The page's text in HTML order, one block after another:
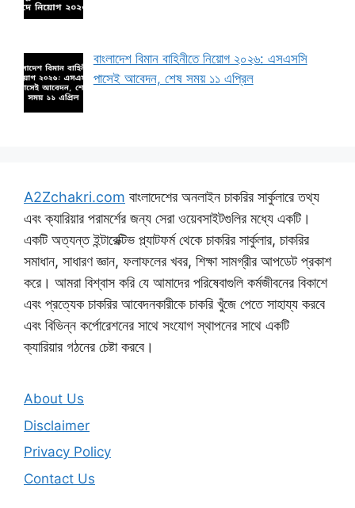
বাংলাদেশ বিমান বাহিনীতে নিয়োগ ২০২৬: এসএসসি
পাসেই আবেদন, শেষ সময় ১১ এপ্রিল
A2Zchakri.com বাংলাদেশের অনলাইন চাকরির সার্কুলারে তথ্য
এবং ক্যারিয়ার পরামর্শের জন্য সেরা ওয়েবসাইটগুলির মধ্যে একটি।
একটি অত্যন্ত ইন্টারেক্টিভ প্ল্যাটফর্ম থেকে চাকরির সার্কুলার, চাকরির
সমাধান, সাধারণ জ্ঞান, ফলাফলের খবর, শিক্ষা সামগ্রীর আপডেট প্রকাশ
করে। আমরা বিশ্বাস করি যে আমাদের পরিষেবাগুলি কর্মজীবনের বিকাশে
এবং প্রত্যেক চাকরির আবেদনকারীকে চাকরি খুঁজে পেতে সাহায্য করবে
এবং বিভিন্ন কর্পোরেশনের সাথে সংযোগ স্থাপনের সাথে একটি
ক্যারিয়ার গঠনের চেষ্টা করবে।
About Us
Disclaimer
Privacy Policy
Contact Us